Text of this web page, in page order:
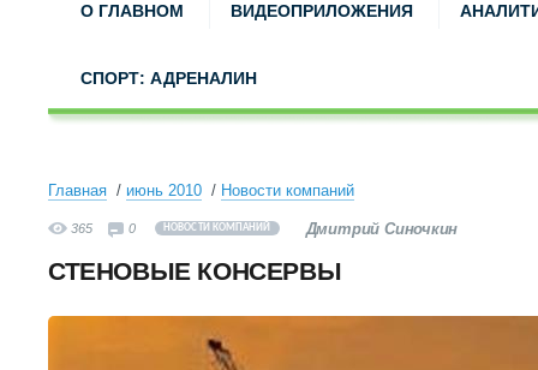
О ГЛАВНОМ ВИДЕОПРИЛОЖЕНИЯ
СПОРТ: АДРЕНАЛИН
Главная июнь 2010 Новости компаний
365 0 НОВОСТИ КОМПАНИЙ Дмитрий Синочкин
СТЕНОВЫЕ КОНСЕРВЫ